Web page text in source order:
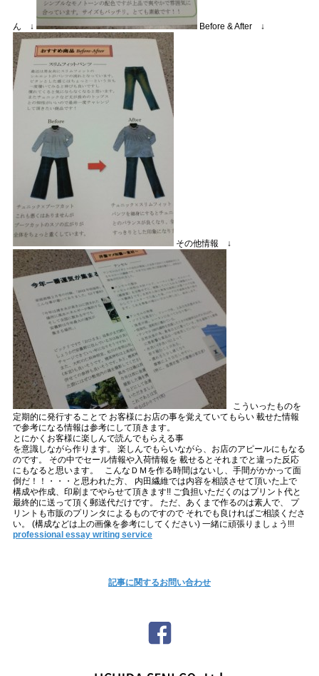
ん ↓ Before & After ↓
その他情報 ↓
こういったものを
定期的に発行することで お客様にお店の事を覚えていてもらい 載せた情報
で参考になる情報は参考にして頂きます。
とにかくお客様に楽しんで読んでもらえる事
を意識しながら作ります。 楽しんでもらいながら、お店のアピールにもなる
のです。 その中でセール情報や入荷情報を 載せるとそれまでと違った反応
にもなると思います。 こんなＤＭを作る時間はないし、手間がかかって面
倒だ！！・・・と思われた方、 内田繊維では内容を相談させて頂いた上で
構成や作成、印刷までやらせて頂きます!! ご負担いただくのはプリント代と
最終的に送って頂く郵送代だけです。 ただ、あくまで作るのは素人で、 プ
リントも市販のプリンタによるものですので それでも良ければご相談くださ
い。 (構成などは上の画像を参考にしてください) 一緒に頑張りましょう!!!
professional essay writing service
記事に関するお問い合わせ